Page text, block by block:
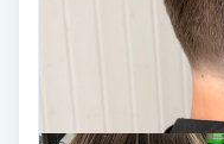
Vampyrbehandling